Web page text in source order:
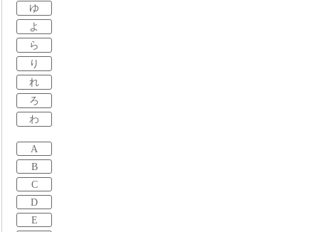
ゆ
よ
ら
り
れ
ろ
わ
A
B
C
D
E